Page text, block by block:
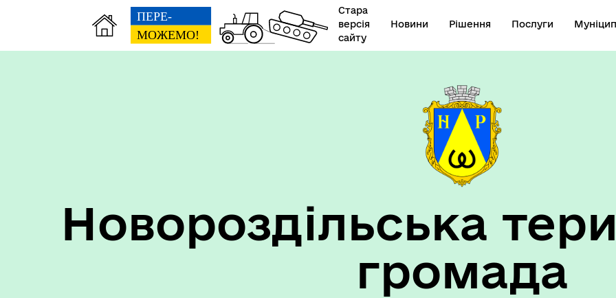
Стара
версія
сайту
Новини Рішення Послуги
Діяльність
Новороздільська
громада